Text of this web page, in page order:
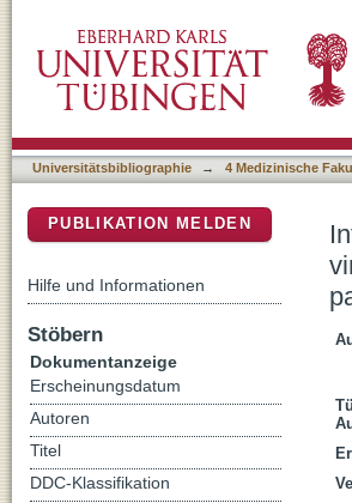
disease models reveals
Universitätsbibliographie → 4 Medizinische
PUBLIKATION MELDEN
Hilfe und Informationen
Stöbern
Dokumentanzeige
Erscheinungsdatum
Autoren
Titel
DDC-Klassifikation